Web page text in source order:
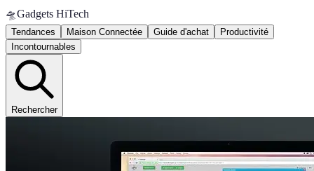
🛸Gadgets HiTech
Tendances Maison Connectée Guide d'achat
Productivité
Incontournables
Rechercher